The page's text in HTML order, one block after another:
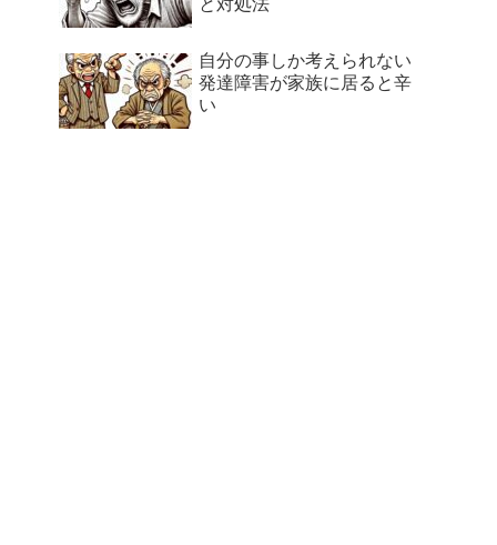
と対処法
自分の事しか考えられない
発達障害が家族に居ると辛
い